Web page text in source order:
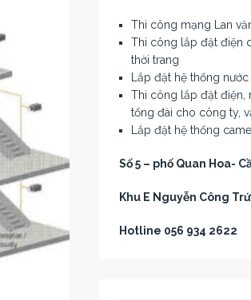
Thi công mạng Lan
Thi công lắp đặt điện
thời trang
Lắp đặt hệ thống nước
Thi công lắp đặt điện,
tổng đài cho công ty,
Lắp đặt hệ thống
Số 5 – phố Quan Hoa-
Khu E Nguyễn Công
Hotline 056 934 2622